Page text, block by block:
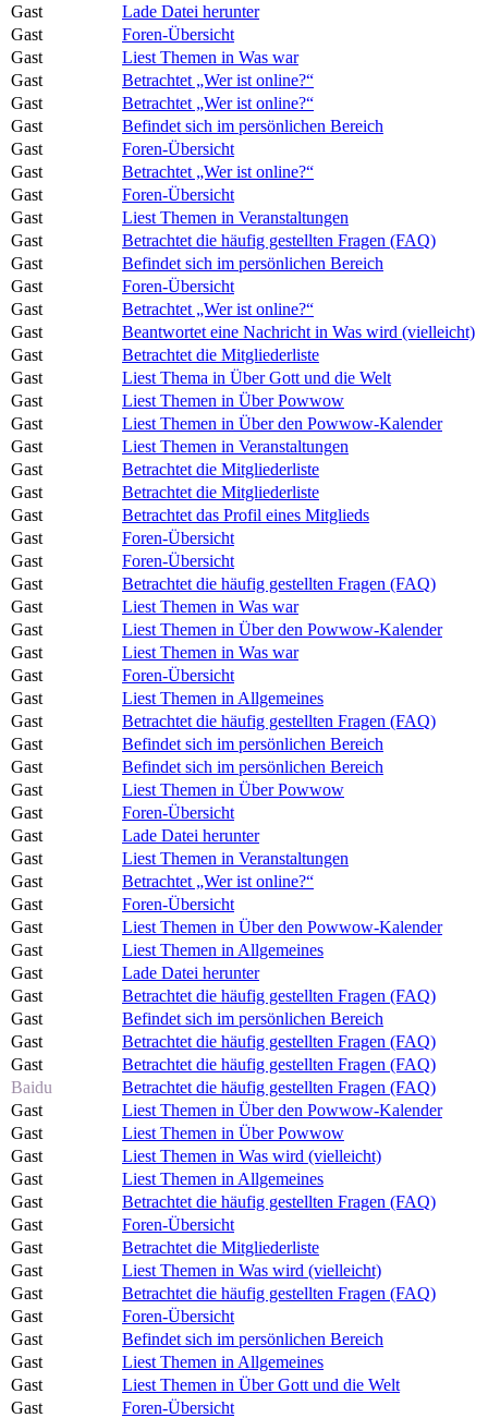
Gast
Lade Datei herunter
Gast
Foren-Übersicht
Gast
Liest Themen in Was war
Gast
Betrachtet „Wer ist online?“
Gast
Betrachtet „Wer ist online?“
Gast
Befindet sich im persönlichen Bereich
Gast
Foren-Übersicht
Gast
Betrachtet „Wer ist online?“
Gast
Foren-Übersicht
Gast
Liest Themen in Veranstaltungen
Gast
Betrachtet die häufig gestellten Fragen (FAQ)
Gast
Befindet sich im persönlichen Bereich
Gast
Foren-Übersicht
Gast
Betrachtet „Wer ist online?“
Gast
Beantwortet eine Nachricht in Was wird (vielleicht)
Gast
Betrachtet die Mitgliederliste
Gast
Liest Thema in Über Gott und die Welt
Gast
Liest Themen in Über Powwow
Gast
Liest Themen in Über den Powwow-Kalender
Gast
Liest Themen in Veranstaltungen
Gast
Betrachtet die Mitgliederliste
Gast
Betrachtet die Mitgliederliste
Gast
Betrachtet das Profil eines Mitglieds
Gast
Foren-Übersicht
Gast
Foren-Übersicht
Gast
Betrachtet die häufig gestellten Fragen (FAQ)
Gast
Liest Themen in Was war
Gast
Liest Themen in Über den Powwow-Kalender
Gast
Liest Themen in Was war
Gast
Foren-Übersicht
Gast
Liest Themen in Allgemeines
Gast
Betrachtet die häufig gestellten Fragen (FAQ)
Gast
Befindet sich im persönlichen Bereich
Gast
Befindet sich im persönlichen Bereich
Gast
Liest Themen in Über Powwow
Gast
Foren-Übersicht
Gast
Lade Datei herunter
Gast
Liest Themen in Veranstaltungen
Gast
Betrachtet „Wer ist online?“
Gast
Foren-Übersicht
Gast
Liest Themen in Über den Powwow-Kalender
Gast
Liest Themen in Allgemeines
Gast
Lade Datei herunter
Gast
Betrachtet die häufig gestellten Fragen (FAQ)
Gast
Befindet sich im persönlichen Bereich
Gast
Betrachtet die häufig gestellten Fragen (FAQ)
Gast
Betrachtet die häufig gestellten Fragen (FAQ)
Baidu
Betrachtet die häufig gestellten Fragen (FAQ)
Gast
Liest Themen in Über den Powwow-Kalender
Gast
Liest Themen in Über Powwow
Gast
Liest Themen in Was wird (vielleicht)
Gast
Liest Themen in Allgemeines
Gast
Betrachtet die häufig gestellten Fragen (FAQ)
Gast
Foren-Übersicht
Gast
Betrachtet die Mitgliederliste
Gast
Liest Themen in Was wird (vielleicht)
Gast
Betrachtet die häufig gestellten Fragen (FAQ)
Gast
Foren-Übersicht
Gast
Befindet sich im persönlichen Bereich
Gast
Liest Themen in Allgemeines
Gast
Liest Themen in Über Gott und die Welt
Gast
Foren-Übersicht